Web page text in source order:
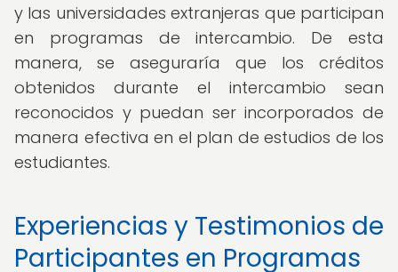
y las universidades extranjeras que participan
en programas de intercambio. De esta
manera, se aseguraría que los créditos
obtenidos durante el intercambio sean
reconocidos y puedan ser incorporados de
manera efectiva en el plan de estudios de los
estudiantes.
Experiencias y Testimonios de
Participantes en Programas